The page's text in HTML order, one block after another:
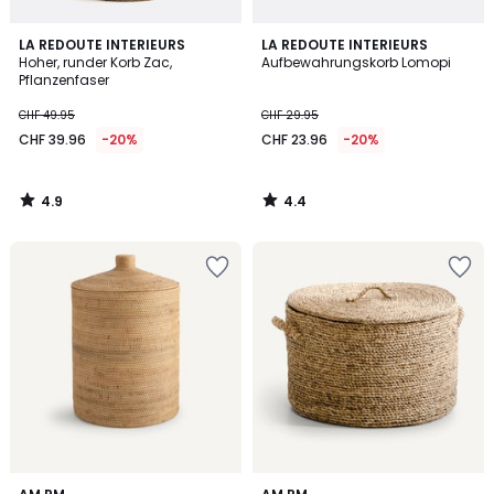
LA REDOUTE INTERIEURS
Hoher, runder Korb Zac,
Pflanzenfaser
CHF 49.95
CHF 39.96 -20%
4.9
/ 5
4.9
/
LA REDOUTE INTERIEURS
Aufbewahrungskorb Lomopi
CHF 29.95
CHF 23.96 -20%
4.4
/ 5
4.4
/